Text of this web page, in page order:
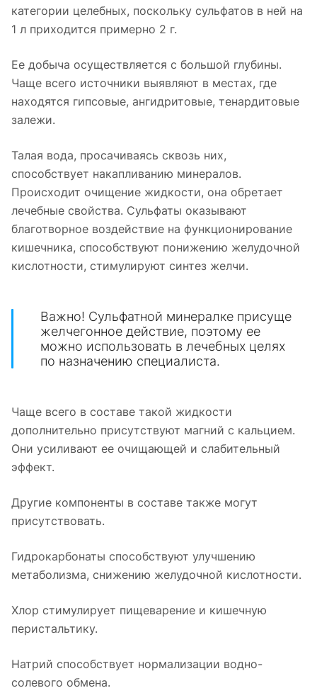
категории целебных, поскольку сульфатов в ней на
1 л приходится примерно 2 г.
Ее добыча осуществляется с большой глубины.
Чаще всего источники выявляют в местах, где
находятся гипсовые, ангидритовые, тенардитовые
залежи.
Талая вода, просачиваясь сквозь них,
способствует накапливанию минералов.
Происходит очищение жидкости, она обретает
лечебные свойства. Сульфаты оказывают
благотворное воздействие на функционирование
кишечника, способствуют понижению желудочной
кислотности, стимулируют синтез желчи.
Важно! Сульфатной минералке присуще
желчегонное действие, поэтому ее
можно использовать в лечебных целях
по назначению специалиста.
Чаще всего в составе такой жидкости
дополнительно присутствуют магний с кальцием.
Они усиливают ее очищающей и слабительный
эффект.
Другие компоненты в составе также могут
присутствовать.
Гидрокарбонаты способствуют улучшению
метаболизма, снижению желудочной кислотности.
Хлор стимулирует пищеварение и кишечную
перистальтику.
Натрий способствует нормализации водно-
солевого обмена.